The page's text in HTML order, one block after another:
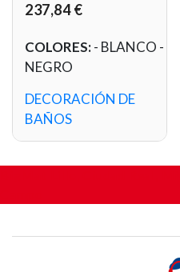
237,84 €
COLORES:- BLANCO -
NEGRO
DECORACIÓN DE
BAÑOS